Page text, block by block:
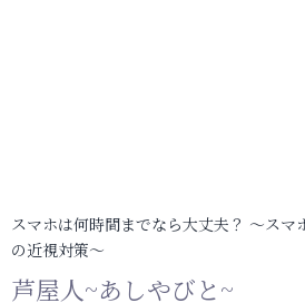
スマホは何時間までなら大丈夫？ ～ス
の近視対策～
芦屋人~あしやびと~